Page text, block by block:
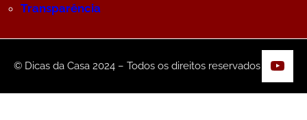
Transparência
© Dicas da Casa 2024 – Todos os direitos reservados